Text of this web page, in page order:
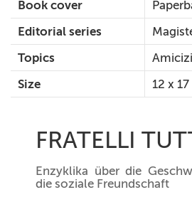
Book cover
Editorial series
Topics
Size
12 x 17
FRATELLI
Enzyklika über die
die soziale Freundschaft